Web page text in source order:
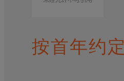
按首年约